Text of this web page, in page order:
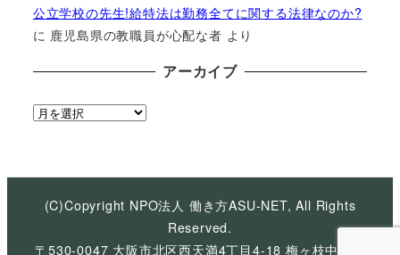
公立学校の先生!給特法は勤務全てに関する法律なのか?
に 鹿児島県の教職員が心配な者 より
アーカイブ
ア
イ
(C)Copyright NPO法人 働き方ASU-NET, All Rights
Reserved.
〒530-0047 大阪市北区西天満4丁目4-18 梅ヶ枝中央ビ